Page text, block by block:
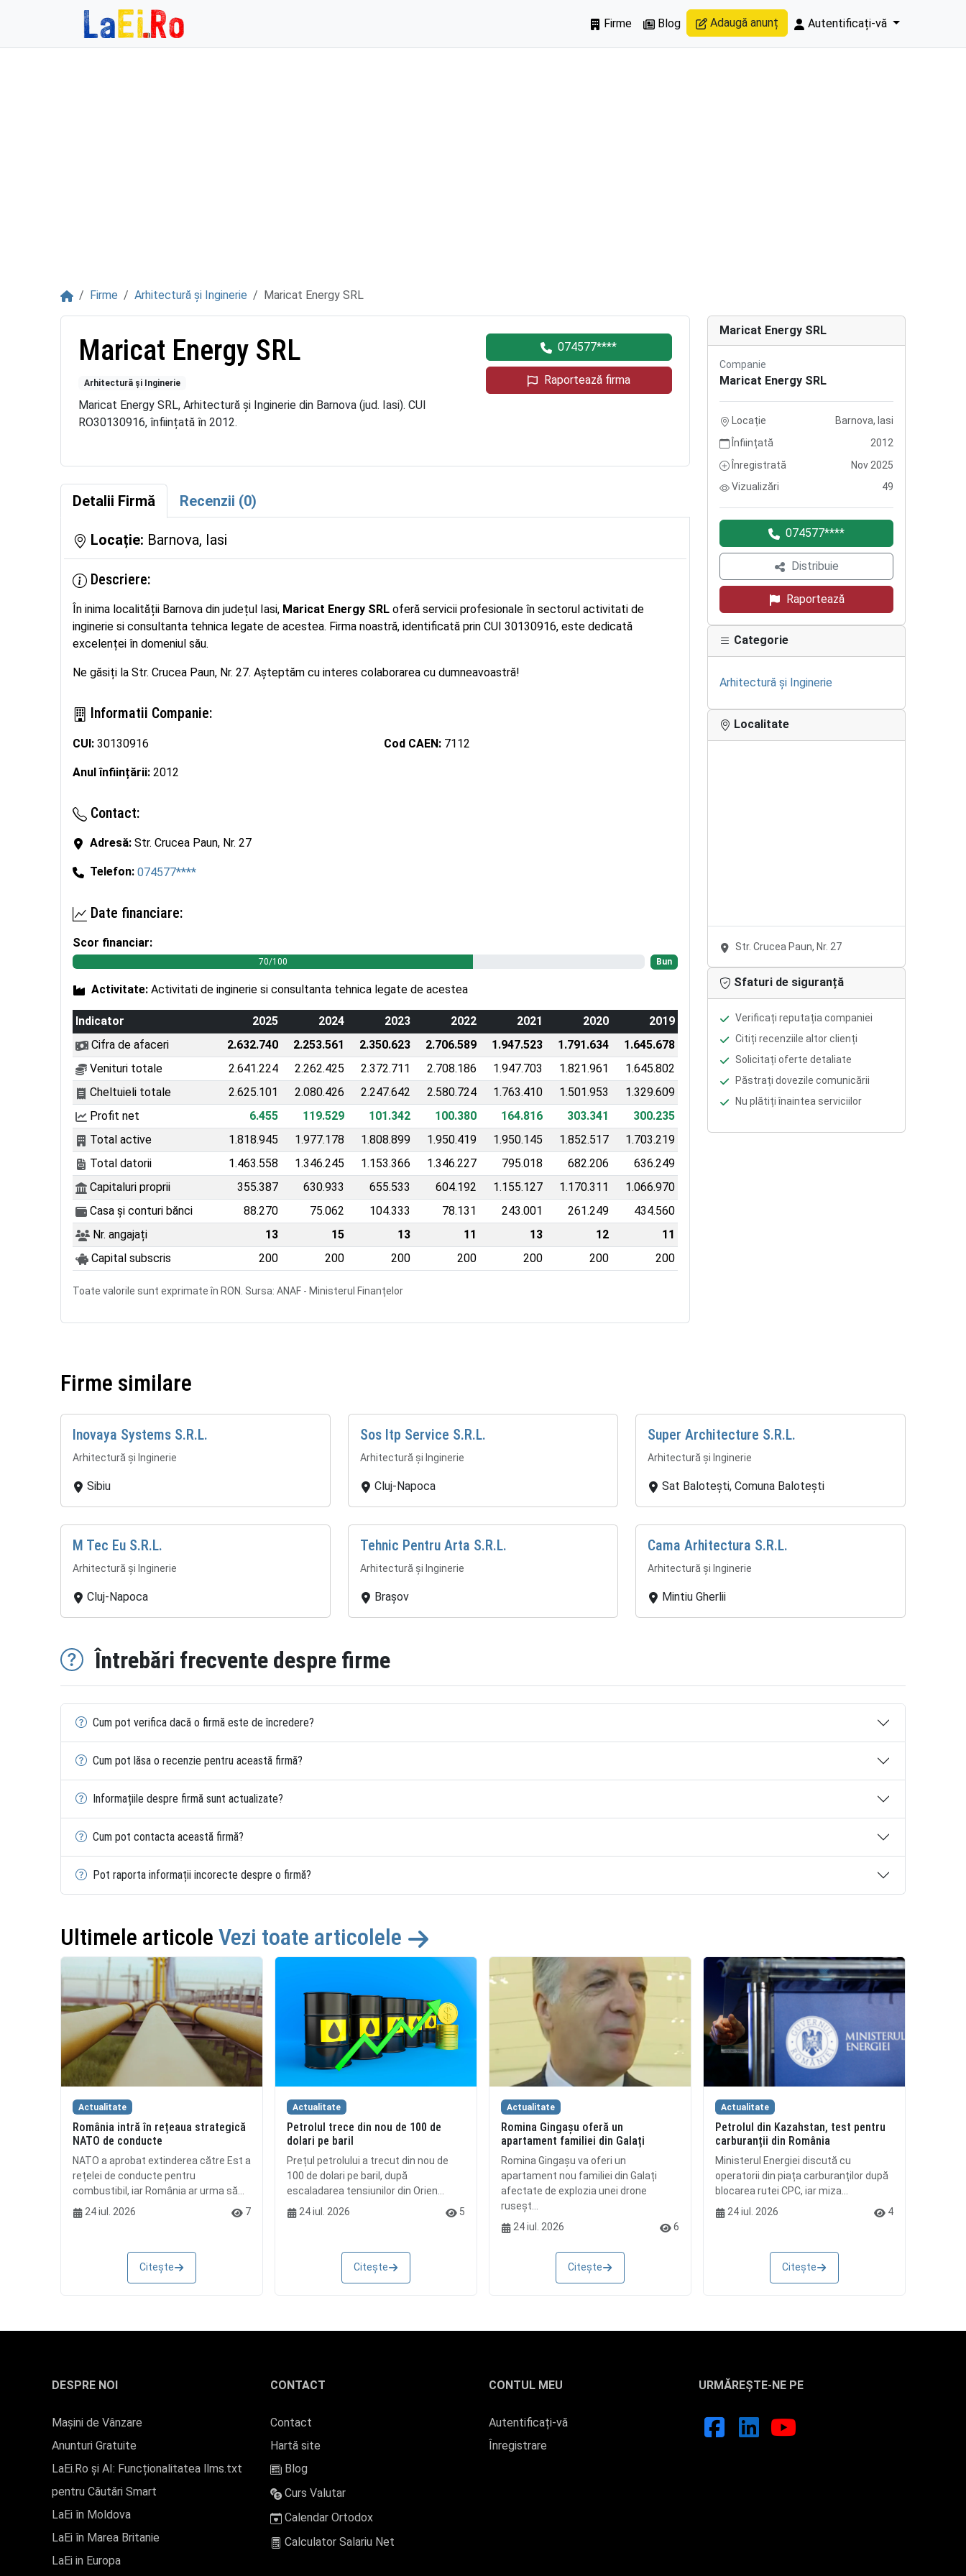
Firme
Blog Adaugă anunț Autentificați-vă
AcasăFirme Arhitectură și Inginerie Maricat Energy SRL
Maricat Energy SRL
Arhitectură și Inginerie
Maricat Energy SRL, Arhitectură și Inginerie din Barnova (jud. Iasi). CUI
RO30130916, înființată în 2012.
074577****
Raportează firma
Detalii Firmă Recenzii (0)
Locație: Barnova, Iasi
Descriere:
În inima localității Barnova din județul Iasi, Maricat Energy SRL oferă servicii profesionale în sectorul activitati de
inginerie si consultanta tehnica legate de acestea. Firma noastră, identificată prin CUI 30130916, este dedicată
excelenței în domeniul său.
Ne găsiți la Str. Crucea Paun, Nr. 27. Așteptăm cu interes colaborarea cu dumneavoastră!
Informatii Companie:
CUI: 30130916 Cod CAEN: 7112
Anul înființării: 2012
Contact:
Adresă: Str. Crucea Paun, Nr. 27
Telefon: 074577****
Date financiare:
Scor financiar:
70/100 Bun
Activitate: Activitati de inginerie si consultanta tehnica legate de acestea
Indicator 2025 2024 2023 2022 2021 2020
2019
Cifra de afaceri
2.632.740 2.253.561 2.350.623 2.706.589 1.947.523 1.791.634
1.645.678
Venituri totale
2.641.224 2.262.425 2.372.711 2.708.186 1.947.703 1.821.961
1.645.802
Cheltuieli totale
2.625.101 2.080.426 2.247.642 2.580.724 1.763.410 1.501.953
1.329.609
Profit net
6.455 119.529 101.342 100.380 164.816 303.341
300.235
Total active
1.818.945 1.977.178 1.808.899 1.950.419 1.950.145 1.852.517
1.703.219
Total datorii
1.463.558 1.346.245 1.153.366 1.346.227 795.018 682.206
636.249
Capitaluri proprii
355.387 630.933 655.533 604.192 1.155.127 1.170.311
1.066.970
Casa și conturi bănci
88.270 75.062 104.333 78.131 243.001 261.249
434.560
Nr. angajați
13 15 13 11 13 12
11
Capital subscris
200 200 200 200 200 200 200
Toate valorile sunt exprimate în RON. Sursa: ANAF - Ministerul Finanțelor
Maricat Energy SRL
Companie
Maricat Energy SRL
Locație
Barnova, Iasi
Înființată
2012
Înregistrată
Nov 2025
Vizualizări
49
074577****
Distribuie
Raportează
Categorie
Arhitectură și Inginerie
Localitate
Str. Crucea Paun, Nr. 27
Sfaturi de siguranță
Verificați reputația companiei
Citiți recenziile altor clienți
Solicitați oferte detaliate
Păstrați dovezile comunicării
Nu plătiți înaintea serviciilor
Firme similare
Inovaya Systems S.R.L.
Arhitectură și Inginerie
Sibiu
Sos Itp Service S.R.L.
Arhitectură și Inginerie
Cluj-Napoca
Super Architecture S.R.L.
Arhitectură și Inginerie
Sat Balotești, Comuna Balotești
M Tec Eu S.R.L.
Arhitectură și Inginerie
Cluj-Napoca
Tehnic Pentru Arta S.R.L.
Arhitectură și Inginerie
Brașov
Cama Arhitectura S.R.L.
Arhitectură și Inginerie
Mintiu Gherlii
Întrebări frecvente despre firme
Cum pot verifica dacă o firmă este de încredere?
Cum pot lăsa o recenzie pentru această firmă?
Informațiile despre firmă sunt actualizate?
Cum pot contacta această firmă?
Pot raporta informații incorecte despre o firmă?
Ultimele articole Vezi toate articolele
Actualitate
România intră în rețeaua strategică
NATO de conducte
NATO a aprobat extinderea către Est a
rețelei de conducte pentru
combustibil, iar România ar urma să...
24 iul. 2026
7
Citește
Actualitate
Petrolul trece din nou de 100 de
dolari pe baril
Prețul petrolului a trecut din nou de
100 de dolari pe baril, după
escaladarea tensiunilor din Orien...
24 iul. 2026
5
Citește
Actualitate
Romina Gingașu oferă un
apartament familiei din Galați
Romina Gingașu va oferi un
apartament nou familiei din Galați
afectate de explozia unei drone
ruseșt...
24 iul. 2026
6
Citește
Actualitate
Petrolul din Kazahstan, test pentru
carburanții din România
Ministerul Energiei discută cu
operatorii din piața carburanților după
blocarea rutei CPC, iar miza...
24 iul. 2026
4
Citește
DESPRE NOI
Mașini de Vânzare
Anunturi Gratuite
LaEi.Ro și AI: Funcționalitatea llms.txt
pentru Căutări Smart
LaEi în Moldova
LaEi în Marea Britanie
LaEi in Europa
CONTACT
Contact
Hartă site
Blog
Curs Valutar
Calendar Ortodox
Calculator Salariu Net
CONTUL MEU
Autentificați-vă
Înregistrare
URMĂREȘTE-NE PE